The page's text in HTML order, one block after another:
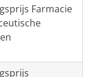
Farmacie